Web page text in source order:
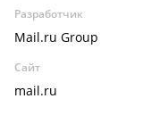
Разработчик
Mail.ru Group
Сайт
mail.ru